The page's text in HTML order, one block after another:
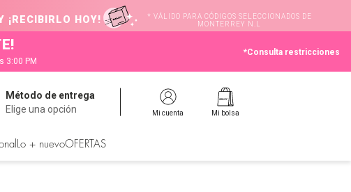
¡RECIBIRLO HOY!
* VÁLIDO PARA CÓDIGOS SELECCIONADOS DE
MONTERREY N.L
3:00 PM
*Consulta restricciones
Método de entrega
Elige una opción
Mi cuenta Mi bolsa
Lo + nuevoOFERTAS